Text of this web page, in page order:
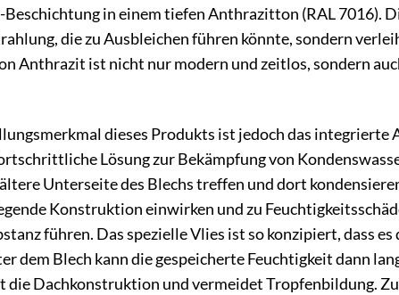
in einem tiefen Anthrazitton (RAL 7016).
die zu Ausbleichen führen könnte, sondern
Anthrazit ist nicht nur modern und zeitlos, sondern
dieses Produkts ist jedoch das integrierte
Lösung zur Bekämpfung von
Unterseite des Blechs treffen und dort
Konstruktion einwirken und zu
führen. Das spezielle Vlies ist so konzipiert, dass
dem Blech kann die gespeicherte Feuchtigkeit dann
die Dachkonstruktion und vermeidet Tropfenbildung.